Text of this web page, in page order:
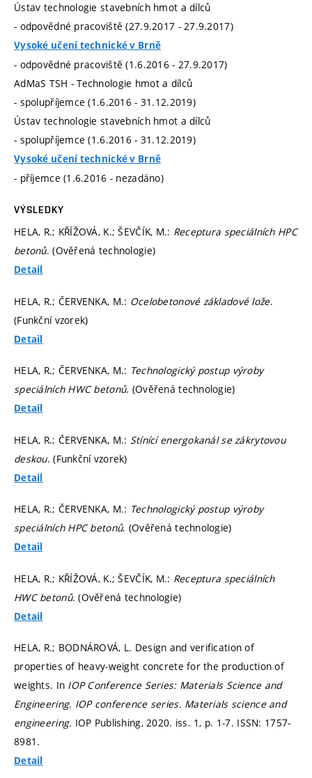
Ústav technologie stavebních hmot a dílců
- odpovědné pracoviště (27.9.2017 - 27.9.2017)
Vysoké učení technické v Brně
- odpovědné pracoviště (1.6.2016 - 27.9.2017)
AdMaS TSH - Technologie hmot a dílců
- spolupříjemce (1.6.2016 - 31.12.2019)
Ústav technologie stavebních hmot a dílců
- spolupříjemce (1.6.2016 - 31.12.2019)
Vysoké učení technické v Brně
- příjemce (1.6.2016 - nezadáno)
VÝSLEDKY
HELA, R.; KŘÍŽOVÁ, K.; ŠEVČÍK, M.: Receptura speciálních HPC
betonů. (Ověřená technologie)
Detail
HELA, R.; ČERVENKA, M.: Ocelobetonové základové lože.
(Funkční vzorek)
Detail
HELA, R.; ČERVENKA, M.: Technologický postup výroby
speciálních HWC betonů. (Ověřená technologie)
Detail
HELA, R.; ČERVENKA, M.: Stínící energokanál se zákrytovou
deskou. (Funkční vzorek)
Detail
HELA, R.; ČERVENKA, M.: Technologický postup výroby
speciálních HPC betonů. (Ověřená technologie)
Detail
HELA, R.; KŘÍŽOVÁ, K.; ŠEVČÍK, M.: Receptura speciálních
HWC betonů. (Ověřená technologie)
Detail
HELA, R.; BODNÁROVÁ, L. Design and verification of
properties of heavy-weight concrete for the production of
weights. In IOP Conference Series: Materials Science and
Engineering. IOP conference series. Materials science and
engineering. IOP Publishing, 2020. iss. 1, p. 1-7. ISSN: 1757-
8981.
Detail